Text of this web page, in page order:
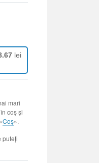
lei
mari
coș și
Coș».
puteți